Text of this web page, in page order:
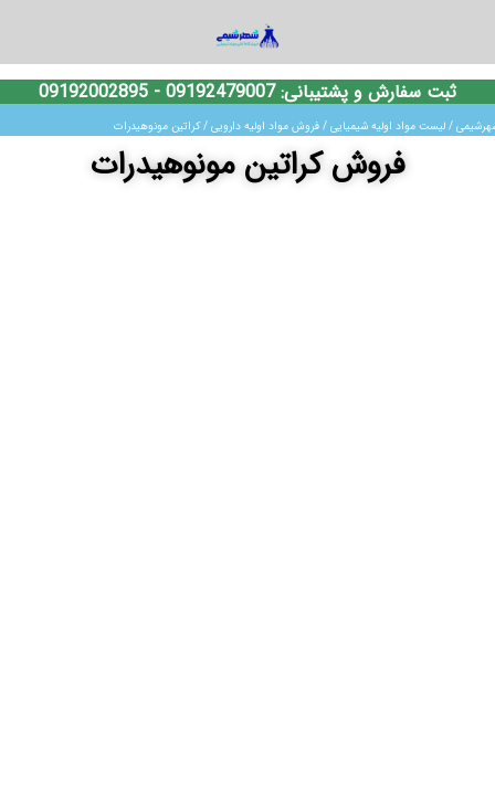
ثبت سفارش و پشتیبانی:09192479007
-
09192002895
/ لیست مواد اولیه شیمیایی / فروش مواد اولیه دارویی / کراتین مونوهیدرات
فروش کراتین مونوهیدرات